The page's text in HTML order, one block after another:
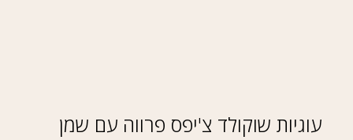
עוגיות שוקולד צ'יפס פרווה עם שמן